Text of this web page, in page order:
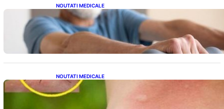
NOUTATI MEDICALE
Îmbunătățirea sănătății cardiovasculare:
Patru exerciții simple pentru reducerea
tensiunii arteriale la domiciliu
NOUTATI MEDICALE
Cum bacteriile pielii influențează atracția
țânțarilor: O nouă viziune asupra alegerii